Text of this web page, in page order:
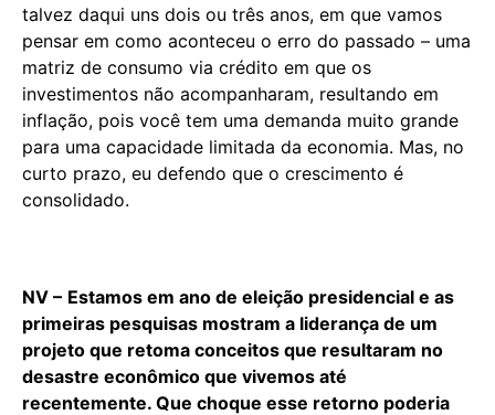
talvez daqui uns dois ou três anos, em que vamos
pensar em como aconteceu o erro do passado – uma
matriz de consumo via crédito em que os
investimentos não acompanharam, resultando em
inflação, pois você tem uma demanda muito grande
para uma capacidade limitada da economia. Mas, no
curto prazo, eu defendo que o crescimento é
consolidado.
NV – Estamos em ano de eleição presidencial e as
primeiras pesquisas mostram a liderança de um
projeto que retoma conceitos que resultaram no
desastre econômico que vivemos até
recentemente. Que choque esse retorno poderia